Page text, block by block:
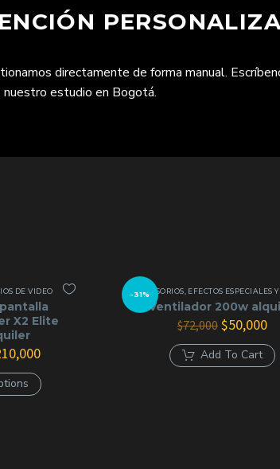
directamente de forma manual.
nuestro estudio en Bogotá.
DE VIDEO
X2 Elite
Rango
precios:
desde
-31%
ACCESORIOS EFECTOS ESPECIALES Y
Ventilador 200w
$72,000 El
precio
original
era:
$50,000El
es:
Add To Cart